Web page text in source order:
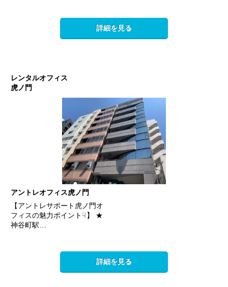
詳細を見る
レンタルオフィス
虎ノ門
アントレオフィス虎ノ門
【アントレサポート虎ノ門オ
フィスの魅力ポイント☟】 ★
神谷町駅…
詳細を見る